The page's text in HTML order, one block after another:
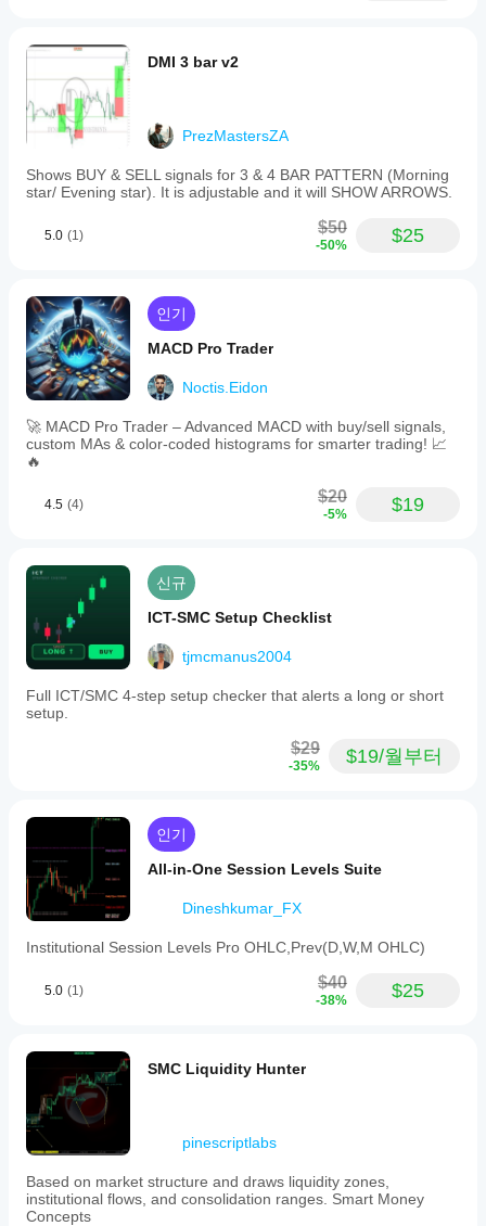
DMI 3 bar v2
PrezMastersZA
Shows BUY & SELL signals for 3 & 4 BAR PATTERN (Morning
star/ Evening star). It is adjustable and it will SHOW ARROWS.
5.0 (1) $50
-50% $25
인기
MACD Pro Trader
Noctis.Eidon
🚀 MACD Pro Trader – Advanced MACD with buy/sell signals,
custom MAs & color-coded histograms for smarter trading! 📈
🔥
4.5 (4) $20
-5% $19
신규
ICT-SMC Setup Checklist
tjmcmanus2004
Full ICT/SMC 4-step setup checker that alerts a long or short
setup.
$29
-35% $19/월부터
인기
All-in-One Session Levels Suite
Dineshkumar_FX
Institutional Session Levels Pro OHLC,Prev(D,W,M OHLC)
5.0 (1) $40
-38% $25
SMC Liquidity Hunter
pinescriptlabs
Based on market structure and draws liquidity zones,
institutional flows, and consolidation ranges. Smart Money
Concepts